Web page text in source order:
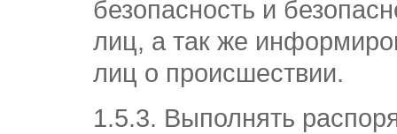
безопасность и
лиц, а так же
лиц о происшествии.
1.5.3. Выполнять